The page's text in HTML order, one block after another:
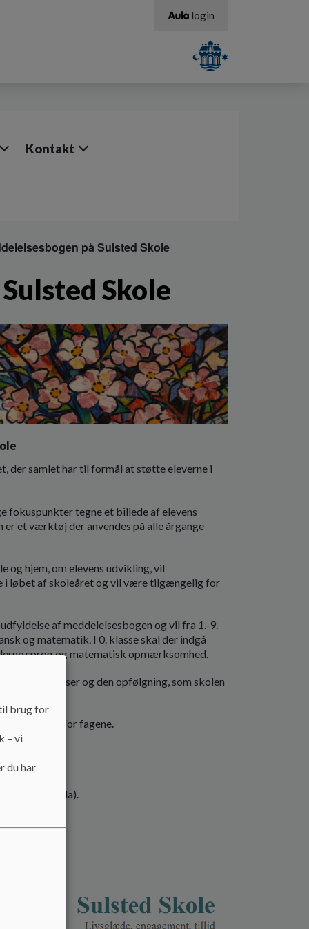
login
Kontakt
på Sulsted Skole
Skole
der samlet har til formål at støtte eleverne i
fokuspunkter tegne et billede af elevens
et værktøj der anvendes på alle årgange
og hjem, om elevens udvikling, vil
i løbet af skoleåret og vil være tilgængelig for
af meddelelsesbogen og vil fra 1.-9.
og matematik. I 0. klasse skal der indgå
sprog og matematisk opmærksomhed.
de indsatser og den opfølgning, som skolen
for fagene.
via Aula).
brug for
– vi
du har